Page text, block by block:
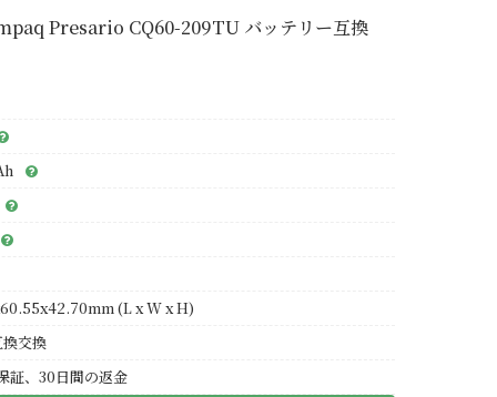
Presario CQ60-209TU バッテリー互換
(L x W x H)
交換
証、30日間の返金